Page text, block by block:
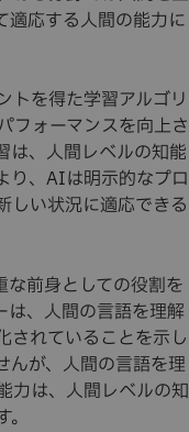
適応する人間の能力に
トを得た学習アルゴリ
フォーマンスを向上さ
は、人間レベルの知能
り、AIは明示的なプロ
しい状況に適応できる
な前身としての役割を
は、人間の言語を理解
されていることを示し
んが、人間の言語を理
力は、人間レベルの知